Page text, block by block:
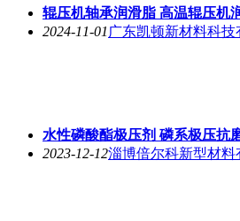
辊压机轴承润滑脂 高温辊压机
2024-11-01 广东凯顿新材料科技
水性磷酸酯极压剂 磷系极压抗
2023-12-12淄博倍尔科新型材料